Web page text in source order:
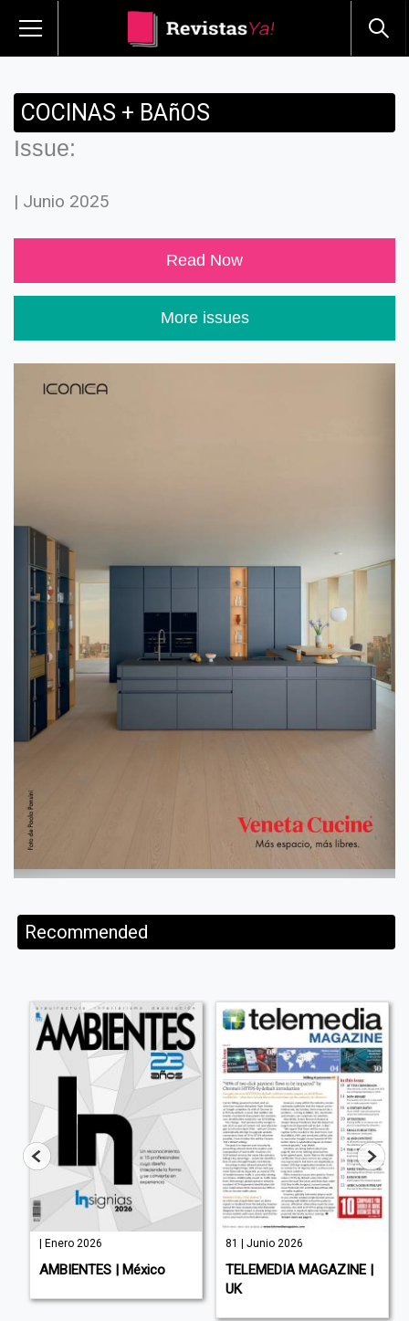
COCINAS + BAñOS
Issue:
| Junio 2025
Read Now
More issues
Recommended
| Enero 2026
AMBIENTES | México
81 | Junio 2026
TELEMEDIA MAGAZINE |
UK